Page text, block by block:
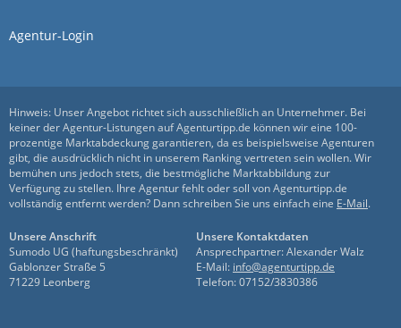
Agentur-Login
Hinweis: Unser Angebot richtet sich ausschließlich an Unternehmer. Bei
keiner der Agentur-Listungen auf Agenturtipp.de können wir eine 100-
prozentige Marktabdeckung garantieren, da es beispielsweise Agenturen
gibt, die ausdrücklich nicht in unserem Ranking vertreten sein wollen. Wir
bemühen uns jedoch stets, die bestmögliche Marktabbildung zur
Verfügung zu stellen. Ihre Agentur fehlt oder soll von Agenturtipp.de
vollständig entfernt werden? Dann schreiben Sie uns einfach eine E-Mail.
Unsere Anschrift
Sumodo UG (haftungsbeschränkt)
Gablonzer Straße 5
71229 Leonberg
Unsere Kontaktdaten
Ansprechpartner: Alexander Walz
E-Mail: info@agenturtipp.de
Telefon: 07152/3830386